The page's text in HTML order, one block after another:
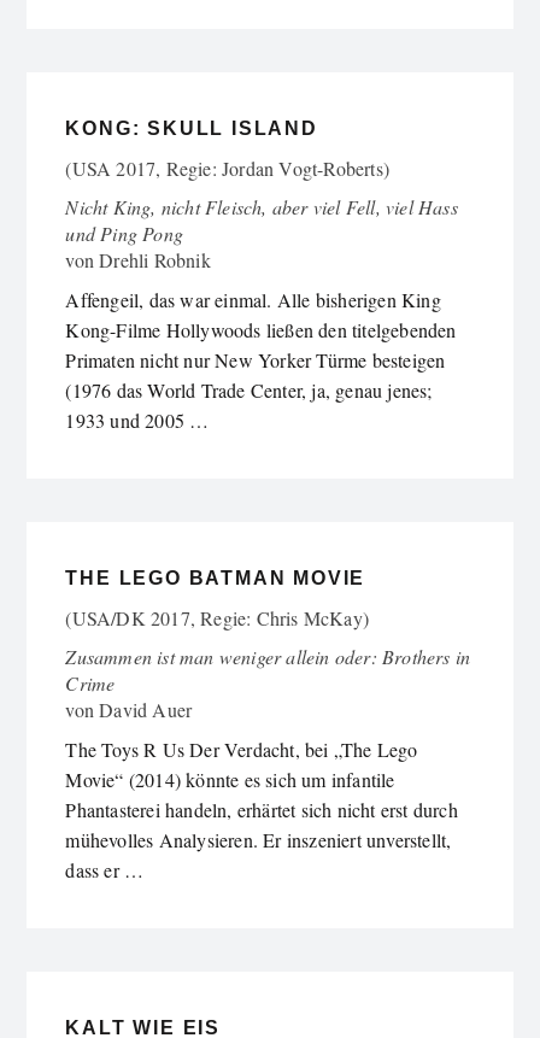
KONG: SKULL ISLAND
(USA 2017, Regie: Jordan Vogt-Roberts)
Nicht King, nicht Fleisch, aber viel Fell, viel Hass
und Ping Pong
vonDrehli Robnik
Affengeil, das war einmal. Alle bisherigen King
Kong-Filme Hollywoods ließen den titelgebenden
Primaten nicht nur New Yorker Türme besteigen
(1976 das World Trade Center, ja, genau jenes;
1933 und 2005 …
THE LEGO BATMAN MOVIE
(USA/DK 2017, Regie: Chris McKay)
Zusammen ist man weniger allein oder: Brothers in
Crime
vonDavid Auer
The Toys R Us Der Verdacht, bei „The Lego
Movie“ (2014) könnte es sich um infantile
Phantasterei handeln, erhärtet sich nicht erst durch
mühevolles Analysieren. Er inszeniert unverstellt,
dass er …
KALT WIE EIS